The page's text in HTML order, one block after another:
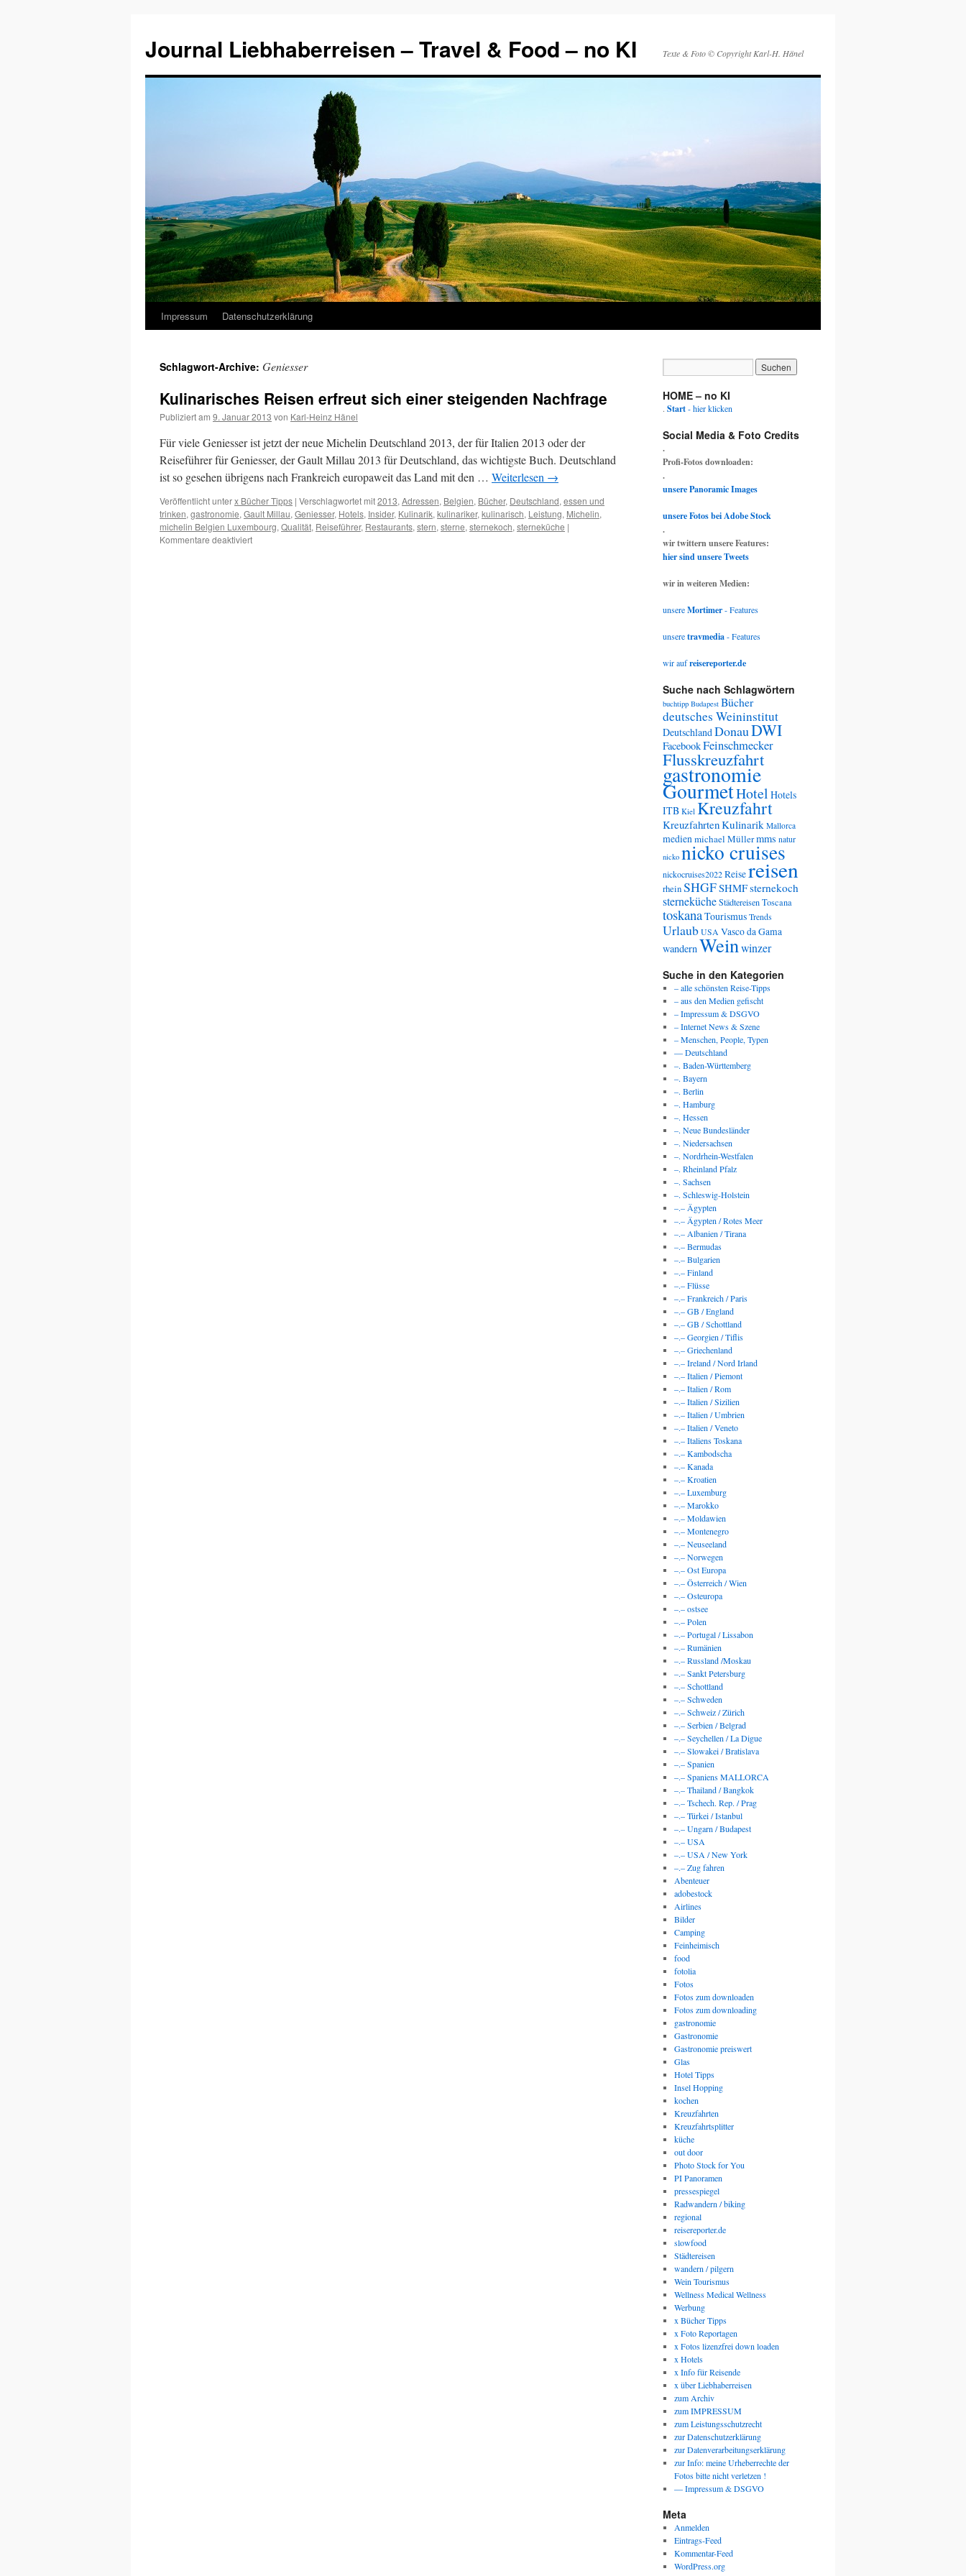
Journal Liebhaberreisen – Travel & Food – no KI Texte & Foto © Copyright Karl-H. Hänel
Zum
springen
Impressum Datenschutzerklärung
Schlagwort-Archive: Geniesser
Kulinarisches Reisen erfreut sich einer steigenden Nachfrage
Publiziert am 9. Januar 2013 von Karl-Heinz Hänel
Für viele Geniesser ist jetzt der neue Michelin Deutschland 2013, der für Italien 2013 oder der
Reiseführer für Geniesser, der Gault Millau 2013 für Deutschland, das wichtigste Buch. Deutschland
ist so gesehen übrigens nach Frankreich europaweit das Land mit den … Weiterlesen →
Veröffentlicht unterx Bücher Tipps | Verschlagwortet mit2013, Adressen, Belgien, Bücher, Deutschland, essen und
trinken, gastronomie, Gault Millau, Geniesser, Hotels, Insider, Kulinarik, kulinariker, kulinarisch, Leistung, Michelin,
michelin Belgien Luxembourg, Qualität, Reiseführer, Restaurants, stern, sterne, sternekoch, sterneküche |
Kommentare deaktiviertfür
HOME – no KI
. Start- hier klicken
Social Media & Foto Credits
.
Profi-Fotos downloaden:
.
unsere Panoramic Images
unsere Fotos bei Adobe Stock
.
wir twittern unsere Features:
hier sind unsere Tweets
wir in weiteren Medien:
unsereMortimer- Features
unseretravmedia- Features
wir aufreisereporter.de
Suche nach Schlagwörtern
buchtipp Budapest Bücher
deutsches Weininstitut
DeutschlandDonauDWI
FacebookFeinschmecker
Flusskreuzfahrt
gastronomie
GourmetHotel Hotels
ITB Kiel Kreuzfahrt
KreuzfahrtenKulinarik Mallorca
medienmichael Müllermms natur
nicko nicko cruises
nickocruises2022Reisereisen
rheinSHGFSHMFsternekoch
sternekücheStädtereisenToscana
toskanaTourismus Trends
Urlaub USA Vasco da Gama
wandernWeinwinzer
Suche in den Kategorien
– alle schönsten Reise-Tipps
– aus den Medien gefischt
– Impressum & DSGVO
– Internet News & Szene
– Menschen, People, Typen
— Deutschland
–. Baden-Württemberg
–. Bayern
–. Berlin
–. Hamburg
–. Hessen
–. Neue Bundesländer
–. Niedersachsen
–. Nordrhein-Westfalen
–. Rheinland Pfalz
–. Sachsen
–. Schleswig-Holstein
–.– Ägypten
–.– Ägypten / Rotes Meer
–.– Albanien / Tirana
–.– Bermudas
–.– Bulgarien
–.– Finland
–.– Flüsse
–.– Frankreich / Paris
–.– GB / England
–.– GB / Schottland
–.– Georgien / Tiflis
–.– Griechenland
–.– Ireland / Nord Irland
–.– Italien / Piemont
–.– Italien / Rom
–.– Italien / Sizilien
–.– Italien / Umbrien
–.– Italien / Veneto
–.– Italiens Toskana
–.– Kambodscha
–.– Kanada
–.– Kroatien
–.– Luxemburg
–.– Marokko
–.– Moldawien
–.– Montenegro
–.– Neuseeland
–.– Norwegen
–.– Ost Europa
–.– Österreich / Wien
–.– Osteuropa
–.– ostsee
–.– Polen
–.– Portugal / Lissabon
–.– Rumänien
–.– Russland /Moskau
–.– Sankt Petersburg
–.– Schottland
–.– Schweden
–.– Schweiz / Zürich
–.– Serbien / Belgrad
–.– Seychellen / La Digue
–.– Slowakei / Bratislava
–.– Spanien
–.– Spaniens MALLORCA
–.– Thailand / Bangkok
–.– Tschech. Rep. / Prag
–.– Türkei / Istanbul
–.– Ungarn / Budapest
–.– USA
–.– USA / New York
–.– Zug fahren
Abenteuer
adobestock
Airlines
Bilder
Camping
Feinheimisch
food
fotolia
Fotos
Fotos zum downloaden
Fotos zum downloading
gastronomie
Gastronomie
Gastronomie preiswert
Glas
Hotel Tipps
Insel Hopping
kochen
Kreuzfahrten
Kreuzfahrtsplitter
küche
out door
Photo Stock for You
PI Panoramen
pressespiegel
Radwandern / biking
regional
reisereporter.de
slowfood
Städtereisen
wandern / pilgern
Wein Tourismus
Wellness Medical Wellness
Werbung
x Bücher Tipps
x Foto Reportagen
x Fotos lizenzfrei down loaden
x Hotels
x Info für Reisende
x über Liebhaberreisen
zum Archiv
zum IMPRESSUM
zum Leistungsschutzrecht
zur Datenschutzerklärung
zur Datenverarbeitungserklärung
zur Info: meine Urheberrechte der
Fotos bitte nicht verletzen !
— Impressum & DSGVO
Meta
Anmelden
Eintrags-Feed
Kommentar-Feed
WordPress.org